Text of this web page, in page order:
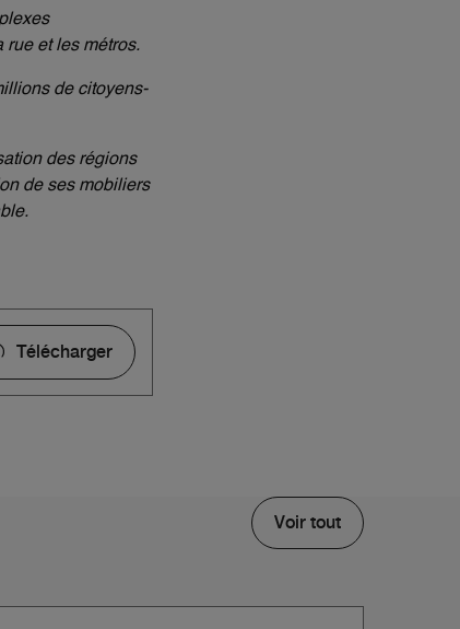
rue et les métros.
de citoyens-
des régions
de ses mobiliers
Télécharger
Voir tout